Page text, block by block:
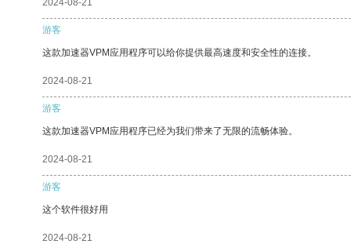
2024-08-21
游客
这款加速器VPM应用程序可以给你提供最高速度和安全性的连接。
2024-08-21
游客
这款加速器VPM应用程序已经为我们带来了无限的流畅体验。
2024-08-21
游客
这个软件很好用
2024-08-21